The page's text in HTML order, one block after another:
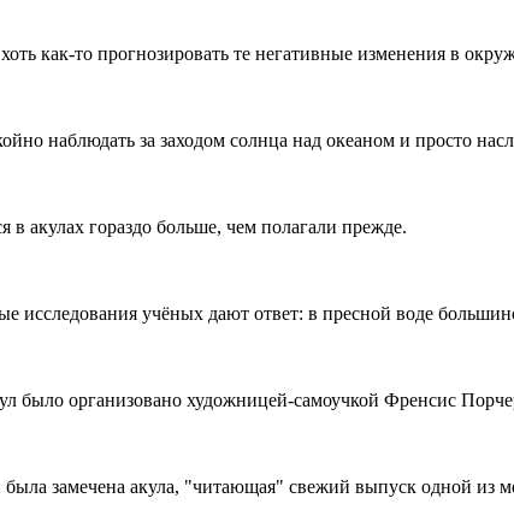
как-то прогнозировать те негативные изменения в
наблюдать за заходом солнца над океаном и просто
акулах гораздо больше, чем полагали прежде.
учёных дают ответ: в пресной воде
было организовано художницей-самоучкой Френсис
замечена акула, "читающая" свежий выпуск одной из